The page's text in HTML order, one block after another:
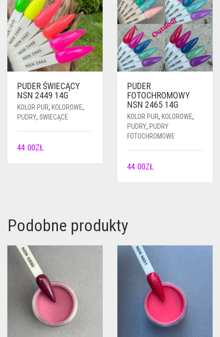
PUDER ŚWIECĄCY
NSN 2449 14G
KOLOR PUR, KOLOROWE,
PUDRY, ŚWIECĄCE
44.00ZŁ
PUDER
FOTOCHROMOWY
NSN 2465 14G
KOLOR PUR, KOLOROWE,
PUDRY, PUDRY
FOTOCHROMOWE
44.00ZŁ
Podobne produkty